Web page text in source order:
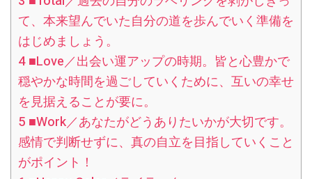
て、本来望んでいた自分の道を歩んでいく準備を
はじめましょう。
4■Love／出会い運アップの時期。皆と心豊かで
穏やかな時間を過ごしていくために、互いの幸せ
を見据えることが要に。
5■Work／あなたがどうありたいかが大切です。
感情で判断せずに、真の自立を目指していくこと
がポイント！